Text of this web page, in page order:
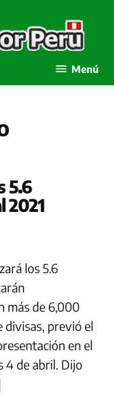
Menú
5.6
2021
los 5.6
más de 6,000
divisas, previó el
en el
4 de abril. Dijo